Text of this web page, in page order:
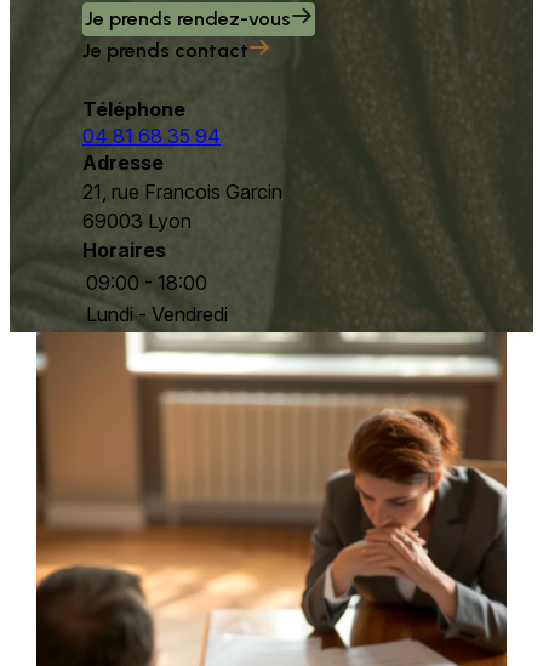
Je prends rendez-vous
Je prends contact
Téléphone
04 81 68 35 94
Adresse
21, rue Francois Garcin
69003 Lyon
Horaires
09:00 - 18:00
Lundi - Vendredi